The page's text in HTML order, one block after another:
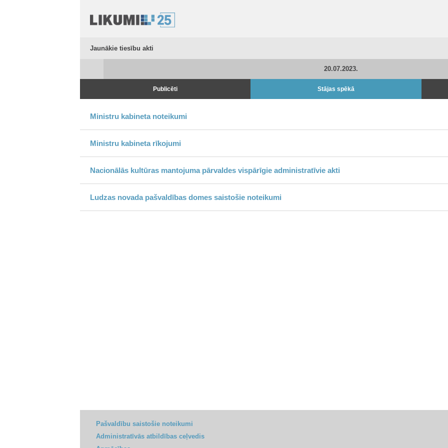
Jaunākie tiesību akti
20.07.2023.
Publicēti Stājas spēkā
Ministru kabineta noteikumi
Ministru kabineta rīkojumi
Nacionālās kultūras mantojuma pārvaldes vispārīgie administratīvie akti
Ludzas novada pašvaldības domes saistošie noteikumi
Pašvaldību saistošie noteikumi
Administratīvās atbildības ceļvedis